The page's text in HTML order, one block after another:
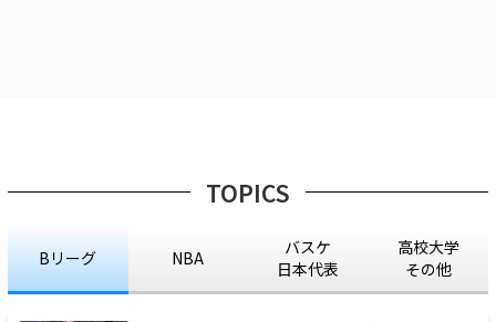
TOPICS
Bリーグ NBA
バスケ
日本代表
高校大学
その他